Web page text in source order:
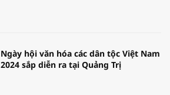
Ngày hội văn hóa các dân tộc Việt Nam
2024 sắp diễn ra tại Quảng Trị